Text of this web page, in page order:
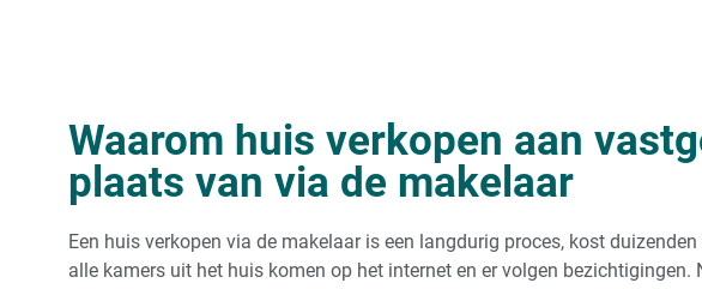
Waarom huis verkopen aan
plaats van via de makelaar
Een huis verkopen via de makelaar is een langdurig proces, kost duizenden
alle kamers uit het huis komen op het internet en er volgen bezichtigingen.